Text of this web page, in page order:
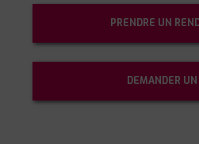
PRENDRE UN
DEMANDER